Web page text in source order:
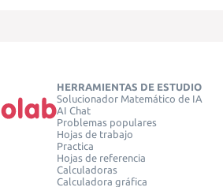
HERRAMIENTAS DE ESTUDIO
Solucionador Matemático de IA
AI Chat
Problemas populares
Hojas de trabajo
Practica
Hojas de referencia
Calculadoras
Calculadora gráfica